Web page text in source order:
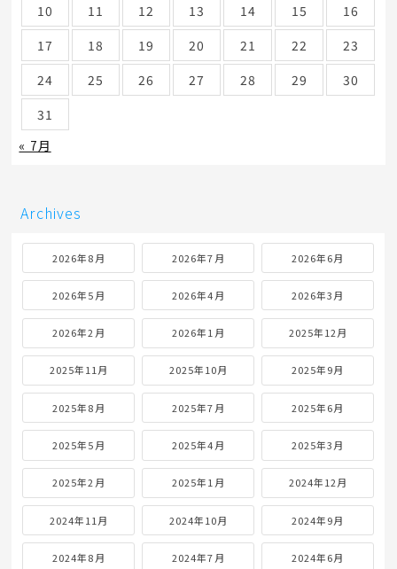
10
11 12 13 14 15
16
17
18 19 20 21 22
23
24
25 26 27 28 29
30
31
« 7月
Archives
2026年8月 2026年7月 2026年6月
2026年5月 2026年4月 2026年3月
2026年2月 2026年1月 2025年12月
2025年11月 2025年10月 2025年9月
2025年8月 2025年7月 2025年6月
2025年5月 2025年4月 2025年3月
2025年2月 2025年1月 2024年12月
2024年11月 2024年10月 2024年9月
2024年8月 2024年7月 2024年6月